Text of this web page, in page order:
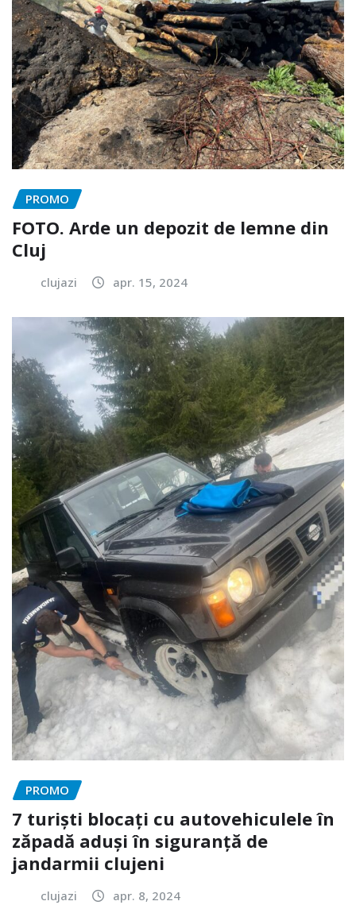
PROMO
FOTO. Arde un depozit de lemne din
Cluj
clujazi apr. 15, 2024
PROMO
7 turiști blocați cu autovehiculele în
zăpadă aduși în siguranță de
jandarmii clujeni
clujazi apr. 8, 2024